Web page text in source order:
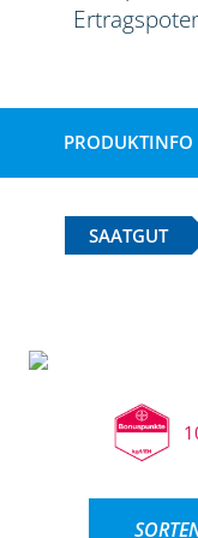
PRODUKTINFO
SAATGUT